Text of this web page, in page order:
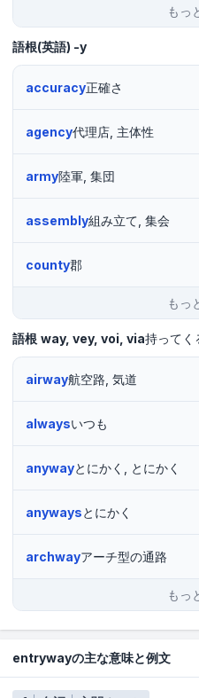
もっ
語根(英語) -y
accuracy正確さ
agency代理店, 主体性
army陸軍, 集団
assembly組み立て, 集会
county郡
もっ
語根 way vey voi via持ってく
airway航空路, 気道
alwaysいつも
anywayとにかく, とにかく
anywaysとにかく
archwayアーチ型の通路
もっ
entrywayの主な意味と例文